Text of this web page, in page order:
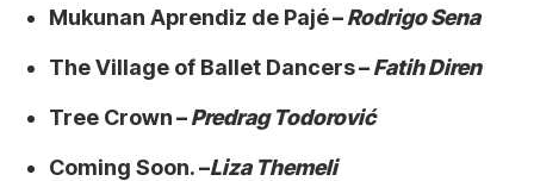
Mukunan Aprendiz de Pajé–Rodrigo Sena
The Village of Ballet Dancers–Fatih Diren
Tree Crown–Predrag Todorović
Coming Soon.–Liza Themeli